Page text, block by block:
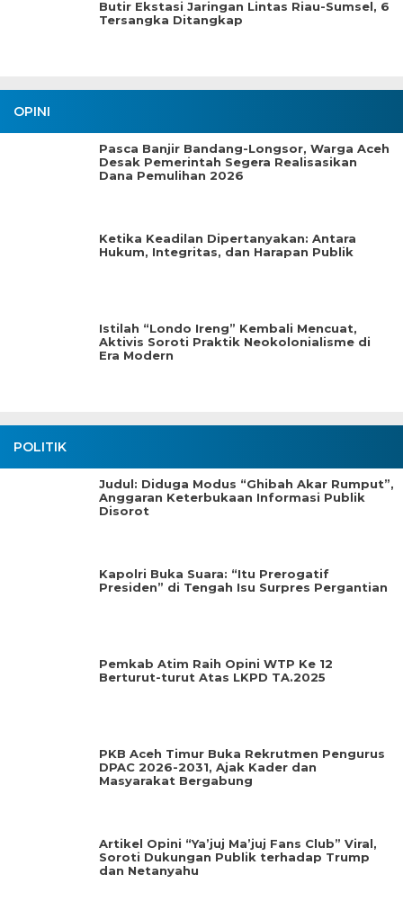
Butir Ekstasi Jaringan Lintas Riau-Sumsel, 6
Tersangka Ditangkap
OPINI
Pasca Banjir Bandang-Longsor, Warga Aceh
Desak Pemerintah Segera Realisasikan
Dana Pemulihan 2026
Ketika Keadilan Dipertanyakan: Antara
Hukum, Integritas, dan Harapan Publik
Istilah “Londo Ireng” Kembali Mencuat,
Aktivis Soroti Praktik Neokolonialisme di
Era Modern
POLITIK
Judul: Diduga Modus “Ghibah Akar Rumput”,
Anggaran Keterbukaan Informasi Publik
Disorot
Kapolri Buka Suara: “Itu Prerogatif
Presiden” di Tengah Isu Surpres Pergantian
Pemkab Atim Raih Opini WTP Ke 12
Berturut-turut Atas LKPD TA.2025
PKB Aceh Timur Buka Rekrutmen Pengurus
DPAC 2026-2031, Ajak Kader dan
Masyarakat Bergabung
Artikel Opini “Ya’juj Ma’juj Fans Club” Viral,
Soroti Dukungan Publik terhadap Trump
dan Netanyahu